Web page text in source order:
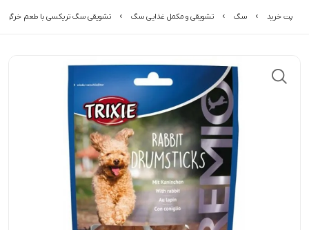
پت خرید سگ تشویقی و مکمل غذایی سگ تشویقی سگ تریکسی با طعم خرگوش